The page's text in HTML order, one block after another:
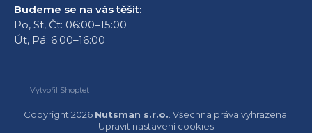
Budeme se na vás těšit:
Po, St, Čt: 06:00–15:00
Út, Pá: 6:00–16:00
Vytvořil Shoptet
Copyright 2026 Nutsman s.r.o.. Všechna práva vyhrazena.
Upravit nastavení cookies